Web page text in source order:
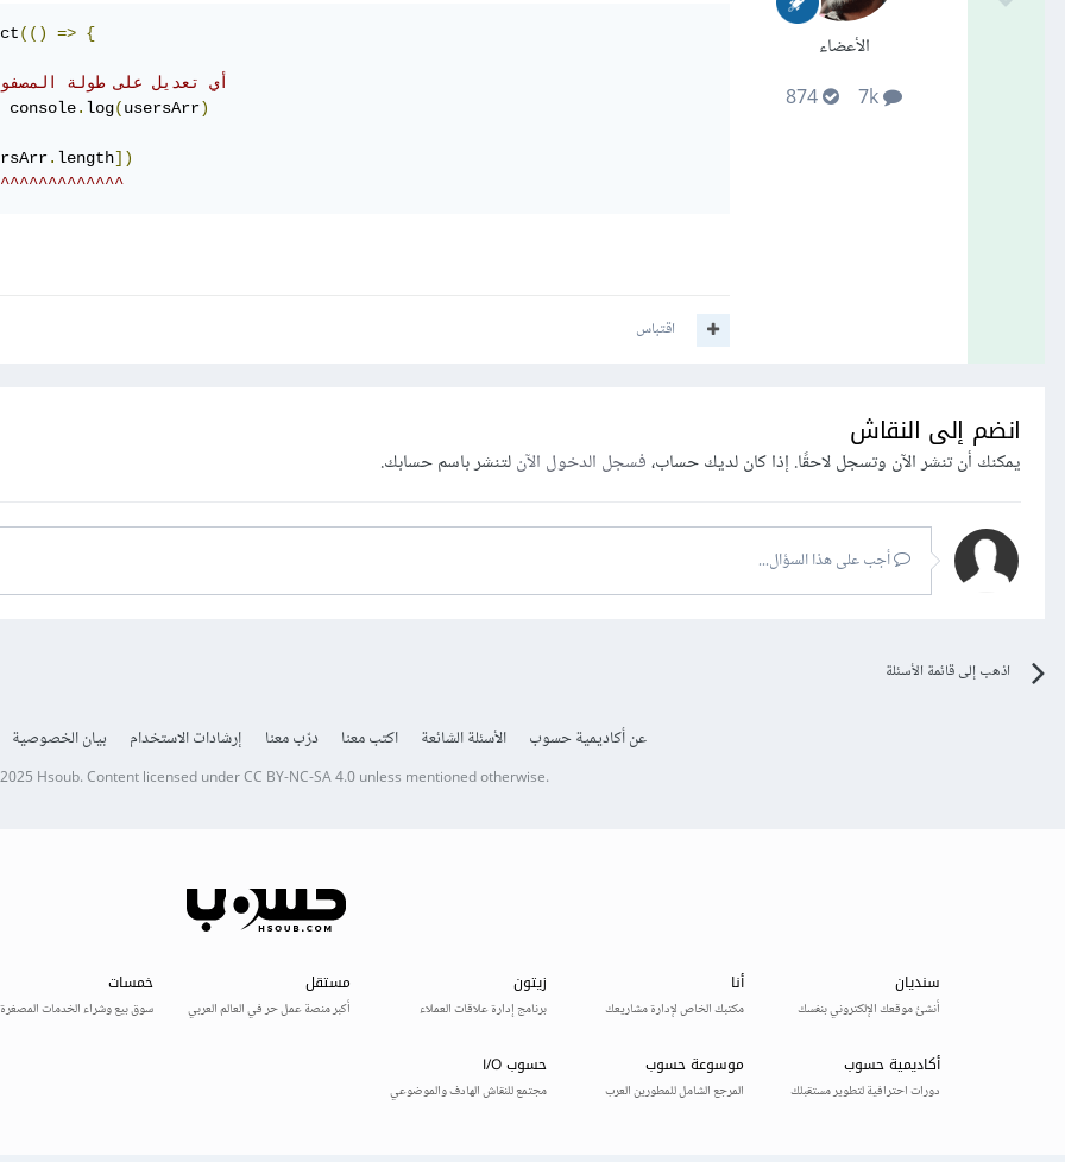
الأعضاء
(() => {
// أي تعديل على طولة
	console
. log(usersArr)
. length])
اقتباس
انضم إلى النقاش
يمكنك أن تنشر الآن وتسجل لاحقًا. إذا كان لديك حساب،فسجل الدخول الآنلتنشر باسم حسابك.
أجب على هذا السؤال...
اذهب إلى قائمة الأسئلة
عن أكاديمية حسوب الأسئلة الشائعة اكتب معنا درّب معنا إرشادات الاستخدام بيان الخصوصية
Hsoub.Content licensed underCC BY-NC-SA 4.0unless mentioned otherwise.